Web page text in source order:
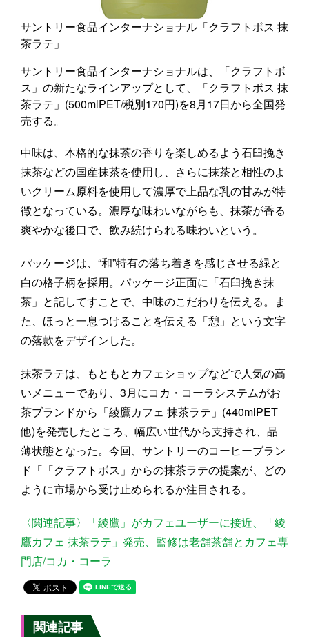
サントリー食品インターナショナル「クラフトボス 抹
茶ラテ」
サントリー食品インターナショナルは、「クラフトボ
ス」の新たなラインアップとして、「クラフトボス 抹
茶ラテ」(500mlPET/税別170円)を8月17日から全国発
売する。
中味は、本格的な抹茶の香りを楽しめるよう石臼挽き
抹茶などの国産抹茶を使用し、さらに抹茶と相性のよ
いクリーム原料を使用して濃厚で上品な乳の甘みが特
徴となっている。濃厚な味わいながらも、抹茶が香る
爽やかな後口で、飲み続けられる味わいという。
パッケージは、“和”特有の落ち着きを感じさせる緑と
白の格子柄を採用。パッケージ正面に「石臼挽き抹
茶」と記してすことで、中味のこだわりを伝える。ま
た、ほっと一息つけることを伝える「憩」という文字
の落款をデザインした。
抹茶ラテは、もともとカフェショップなどで人気の高
いメニューであり、3月にコカ・コーラシステムがお
茶ブランドから「綾鷹カフェ 抹茶ラテ」(440mlPET
他)を発売したところ、幅広い世代から支持され、品
薄状態となった。今回、サントリーのコーヒーブラン
ド「「クラフトボス」からの抹茶ラテの提案が、どの
ように市場から受け止められるか注目される。
〈関連記事〉「綾鷹」がカフェユーザーに接近、「綾
鷹カフェ 抹茶ラテ」発売、監修は老舗茶舗とカフェ専
門店/コカ・コーラ
関連記事